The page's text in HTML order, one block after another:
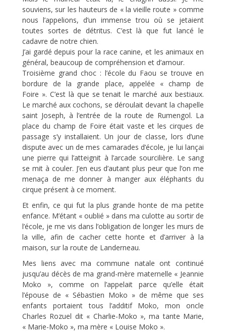
souviens, sur les hauteurs de « la vieille route » comme
nous l’appelions, d’un immense trou où se jetaient
toutes sortes de détritus. C’est là que fut lancé le
cadavre de notre chien.
J’ai gardé depuis pour la race canine, et les animaux en
général, beaucoup de compréhension et d’amour.
Troisième grand choc : l’école du Faou se trouve en
bordure de la grande place, appelée « champ de
Foire ». C’est là que se tenait le marché aux bestiaux.
Le marché aux cochons, se déroulait devant la chapelle
saint Joseph, à l’entrée de la route de Rumengol. La
place du champ de Foire était vaste et les cirques de
passage s’y installaient. Un jour de classe, lors d’une
dispute avec un de mes camarades d’école, je lui lançai
une pierre qui l’atteignit à l’arcade sourcilière. Le sang
se mit à couler. J’en eus d’autant plus peur que l’on me
menaça de me donner à manger aux éléphants du
cirque présent à ce moment.
Et enfin, ce qui fut la plus grande honte de ma petite
enfance. M’étant « oublié » dans ma culotte au sortir de
l’école, je me vis dans l’obligation de longer les murs de
la ville, afin de cacher cette honte et d’arriver à la
maison, sur la route de Landerneau.
Mes liens avec ma commune natale ont continué
jusqu’au décès de ma grand-mère maternelle « Jeannie
Moko », comme on l’appelait parce qu’elle était
l’épouse de « Sébastien Moko » de même que ses
enfants portaient tous l’additif Moko, mon oncle
Charles Rozuel dit « Charlie-Moko », ma tante Marie,
« Marie-Moko », ma mère « Louise Moko ».